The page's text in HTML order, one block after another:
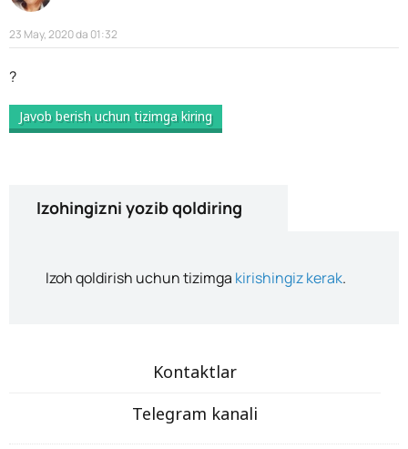
23 May, 2020 da 01:32
?
Javob berish uchun tizimga kiring
Izohingizni yozib qoldiring
Izoh qoldirish uchun tizimga kirishingiz kerak.
Kontaktlar
Telegram kanali